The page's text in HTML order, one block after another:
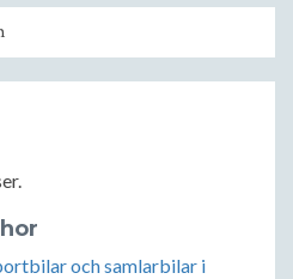
och samlarbilar i